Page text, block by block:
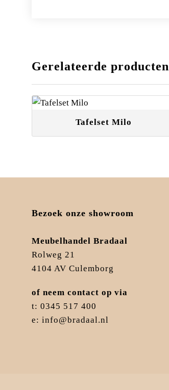
Gerelateerde producten
Tafelset Milo
Bezoek onze showroom
Meubelhandel Bradaal
Rolweg 21
4104 AV Culemborg
of neem contact op via
t: 0345 517 400
e: info@bradaal.nl